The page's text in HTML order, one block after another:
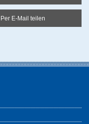
Per E-Mail teilen